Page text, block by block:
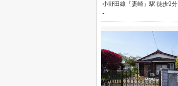
小野田線「妻崎」駅 徒歩9分
-